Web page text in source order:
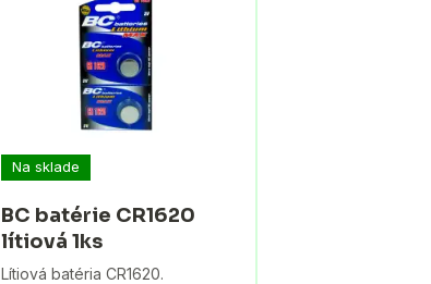
Na sklade
BC batérie CR1620
lítiová 1ks
Lítiová batéria CR1620.